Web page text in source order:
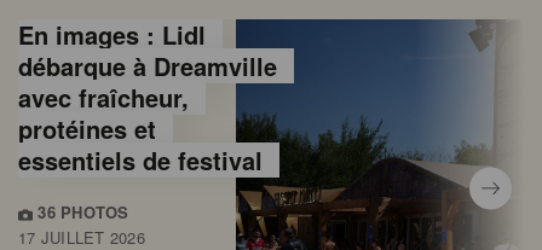
En images : Lidl
débarque à Dreamville
avec fraîcheur,
protéines et
essentiels de festival
36 PHOTOS
17 JUILLET 2026